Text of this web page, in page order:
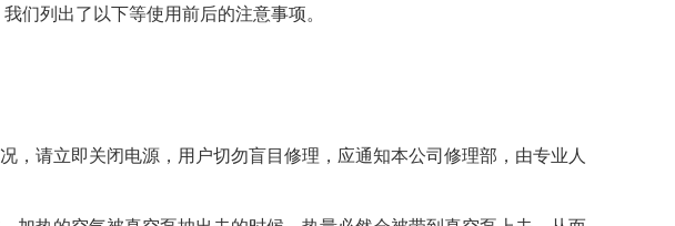
们列出了以下等使用前后的注意事项。
请立即关闭电源，用户切勿盲目修理，应通知本公司修理部，由专业人